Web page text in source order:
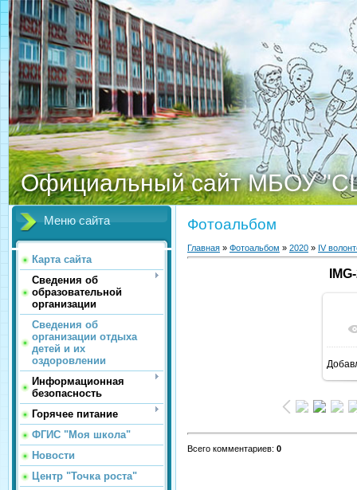
Официальный сайт МБОУ
Меню сайта
Карта сайта
Сведения об
образовательной
организации
Сведения об
организации отдыха
детей и их
оздоровлении
Информационная
безопасность
Горячее питание
ФГИС "Моя школа"
Новости
Центр "Точка роста"
Фотоальбом
Главная » Фотоальбом » 2020 » IV
Всего комментариев: 0